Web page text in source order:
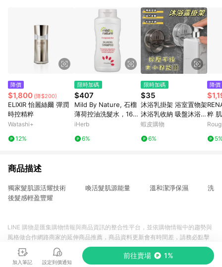
降價
$1,800 (降$200)
ELIXIR 怡麗絲爾 彈潤
時控精粹
Watashi+
12%
限時加碼
$407
Mild By Nature, 石榴
薄荷控油洗髮水，16
液量盎司（473 毫升）
iHerb
6%
限時加碼
$35
沐浴乳掛架 浴室置物架
沐浴乳收納 吸盤沐浴乳
架 沐浴架 牆壁置物架
浴室置物架 瓶口架
蝦皮購物
6%
降價
粹
l
商品描述
獨家髮肌源活耀技術 喚活髮肌源能量 溫和潔淨保濕 洗
後髮感輕盈豐耀
加入筆記 設定到價通知
前往賣場 1%
LINE 購物是匯集購物情報與商品資訊的整合性平台，並依購物情報中的趨勢與
風格做合作網路商家的延伸商品推薦，商品資料更新會有時間差，請務必點擊
商品至各合作網路商家，確認現售價與購物條件，一切資訊以合作廠商網頁為
準。